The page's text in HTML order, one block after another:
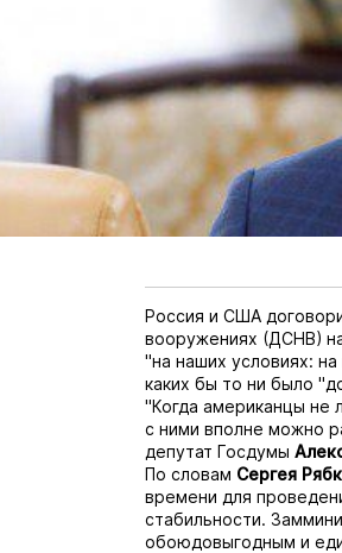
Россия и США
вооружениях (ДСНВ)
"на наших условиях:
каких бы то ни было
"Когда американцы не
с ними вполне можно
депутат Госдумы
По словам Сергея
времени для
стабильности.
обоюдовыгодным и